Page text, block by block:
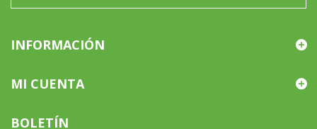
INFORMACIÓN
MI CUENTA
BOLETÍN